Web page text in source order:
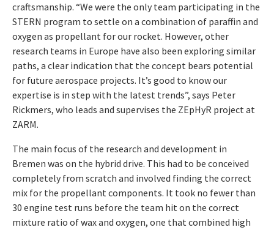
craftsmanship. “We were the only team participating in the
STERN program to settle on a combination of paraffin and
oxygen as propellant for our rocket. However, other
research teams in Europe have also been exploring similar
paths, a clear indication that the concept bears potential
for future aerospace projects. It’s good to know our
expertise is in step with the latest trends”, says Peter
Rickmers, who leads and supervises the ZEpHyR project at
ZARM.
The main focus of the research and development in
Bremen was on the hybrid drive. This had to be conceived
completely from scratch and involved finding the correct
mix for the propellant components. It took no fewer than
30 engine test runs before the team hit on the correct
mixture ratio of wax and oxygen, one that combined high